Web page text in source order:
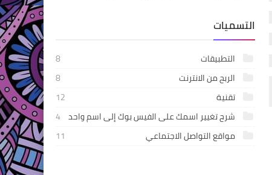
التسميات
التطبيقات
8
الربح من الانترنت
8
تقنية
12
شرح تغيير اسمك على الفيس بوك إلى اسم واحد 4
مواقع التواصل الاجتماعي
11